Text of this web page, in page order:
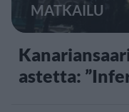
MATKAILU
astetta: